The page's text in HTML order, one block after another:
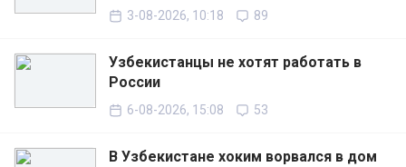
3-08-2026, 10:18 89
Узбекистанцы не хотят работать в
России
6-08-2026, 15:08 53
В Узбекистане хоким ворвался в дом